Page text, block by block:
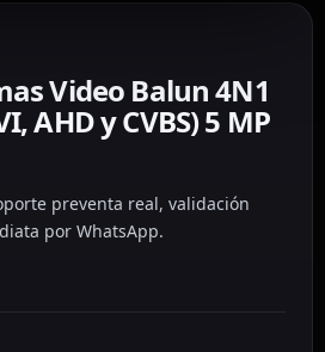
Video Balun 4N1
AHD y CVBS) 5 MP
preventa real, validación
por WhatsApp.